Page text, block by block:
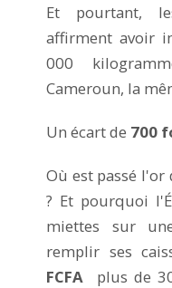
Et pourtant,
affirment avoir
000
Cameroun, la
Un écart de 700
Où est passé l'or
? Et pourquoi
miettes sur
remplir ses
FCFA plus de